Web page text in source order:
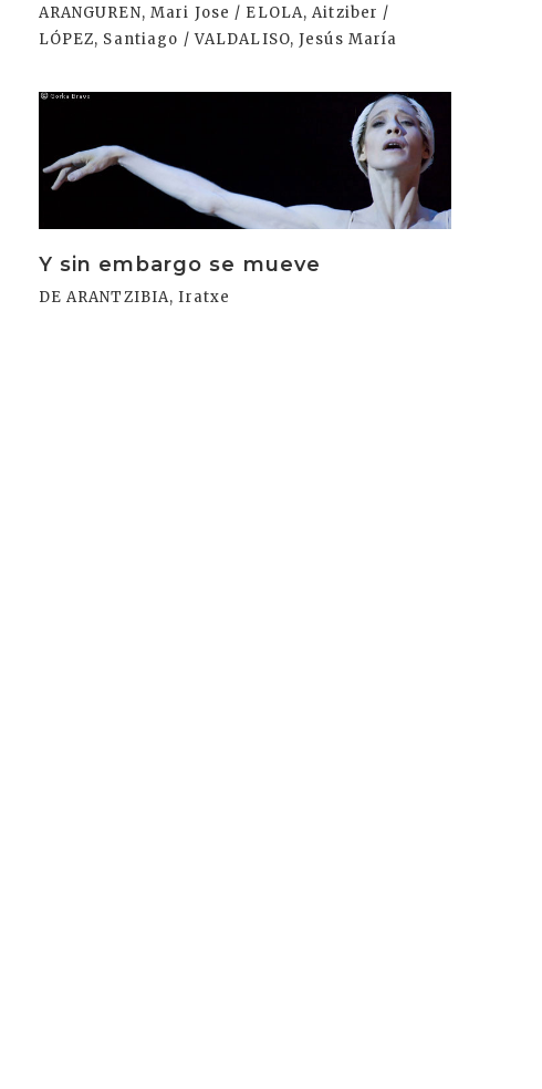
ARANGUREN, Mari Jose / ELOLA, Aitziber /
LÓPEZ, Santiago / VALDALISO, Jesús María
Y sin embargo se mueve
DE ARANTZIBIA, Iratxe
Irakurri